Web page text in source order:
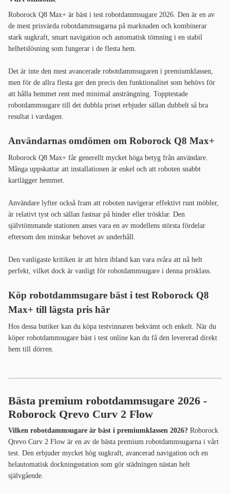
Roborock Q8 Max+ är bäst i test robotdammsugare 2026. Den är en av
de mest prisvärda robotdammsugarna på marknaden och kombinerar
stark sugkraft, smart navigation och automatisk tömning i en stabil
helhetslösning som fungerar i de flesta hem.
Det är inte den mest avancerade robotdammsugaren i premiumklassen,
men för de allra flesta ger den precis den funktionalitet som behövs för
att hålla hemmet rent med minimal ansträngning. Topptestade
robotdammsugare till det dubbla priset erbjuder sällan dubbelt så bra
resultat i vardagen.
Användarnas omdömen om Roborock Q8 Max+
Roborock Q8 Max+ får generellt mycket höga betyg från användare.
Många uppskattar att installationen är enkel och att roboten snabbt
kartlägger hemmet.
Användare lyfter också fram att roboten navigerar effektivt runt möbler,
är relativt tyst och sällan fastnar på hinder eller trösklar. Den
självtömmande stationen anses vara en av modellens största fördelar
eftersom den minskar behovet av underhåll.
Den vanligaste kritiken är att hörn ibland kan vara svåra att nå helt
perfekt, vilket dock är vanligt för robotdammsugare i denna prisklass.
Köp robotdammsugare bäst i test Roborock Q8
Max+ till lägsta pris här
Hos dessa butiker kan du köpa testvinnaren bekvämt och enkelt. När du
köper robotdammsugare bäst i test online kan du få den levererad direkt
hem till dörren.
Bästa premium robotdammsugare 2026 -
Roborock Qrevo Curv 2 Flow
Vilken robotdammsugare är bäst i premiumklassen 2026? Roborock
Qrevo Curv 2 Flow är en av de bästa premium robotdammsugarna i vårt
test. Den erbjuder mycket hög sugkraft, avancerad navigation och en
helautomatisk dockningsstation som gör städningen nästan helt
självgående.